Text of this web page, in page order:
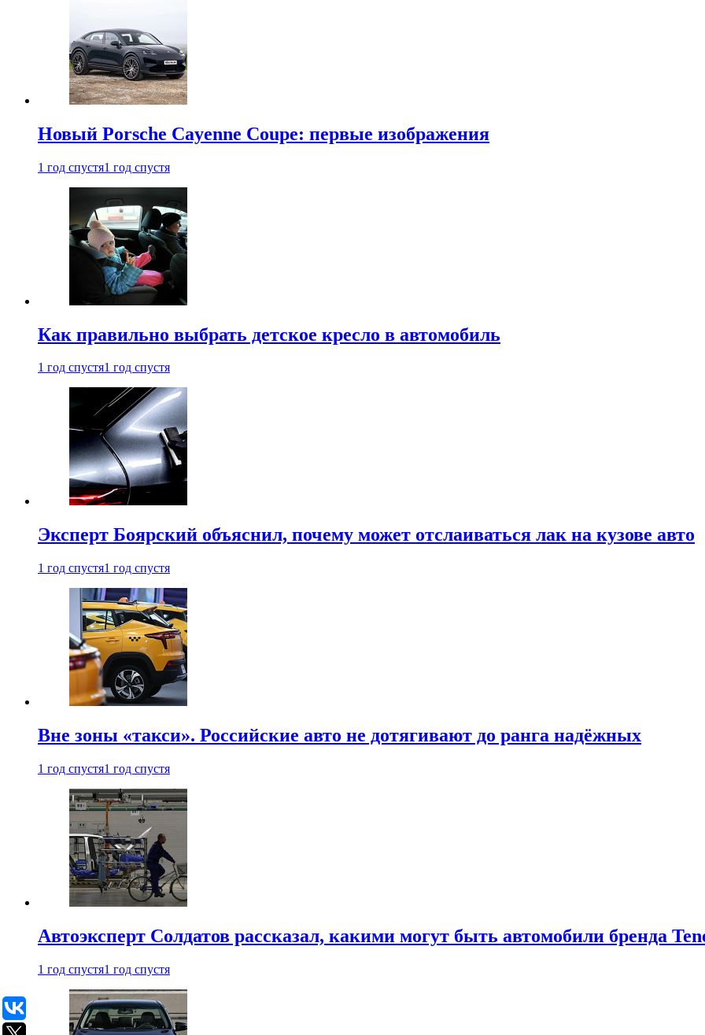
Новый Porsche Cayenne Coupe: первые изображения
1 год спустя1 год спустя
Как правильно выбрать детское кресло в автомобиль
1 год спустя1 год спустя
Эксперт Боярский объяснил, почему может отслаиваться лак на кузове авто
1 год спустя1 год спустя
Вне зоны «такси». Российские авто не дотягивают до ранга надёжных
1 год спустя1 год спустя
Автоэксперт Солдатов рассказал, какими могут быть автомобили бренда
1 год спустя1 год спустя